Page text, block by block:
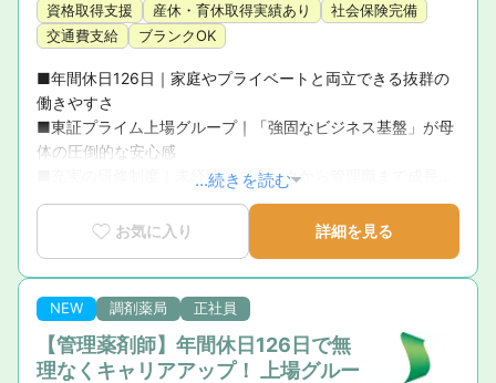
資格取得支援
産休・育休取得実績あり
社会保険完備
交通費支給
ブランクOK
■年間休日126日｜家庭やプライベートと両立できる抜群の
働きやすさ
■東証プライム上場グループ｜「強固なビジネス基盤」が母
体の圧倒的な安心感
■充実の研修制度｜未経験・ブランクから管理職まで成長を
徹底サポート
■育休復帰率100％！｜ライフステージの変化に寄り添う手
厚いサポート体制
■新卒3年定着率95.5％｜「社員が転職活動をしなくていい
環境」を追求した実績
...続きを読む
お気に入り 詳細を見る
NEW 調剤薬局 正社員
【管理薬剤師】年間休日126日で無
理なくキャリアアップ！ 上場グルー